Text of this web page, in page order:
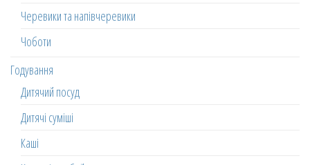
Черевики та напівчеревики
Чоботи
Годування
Дитячий посуд
Дитячі суміші
Каші